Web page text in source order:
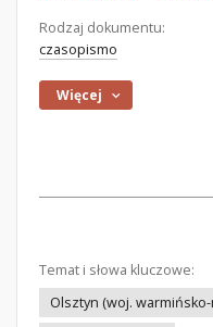
Rodzaj dokumentu:
czasopismo
Więcej
Temat i słowa kluczowe:
Olsztyn (woj.